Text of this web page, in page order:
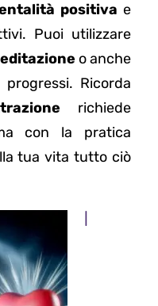
positiva e
Puoi utilizzare
o anche
Ricorda
richiede
con la pratica
tua vita tutto ciò
I